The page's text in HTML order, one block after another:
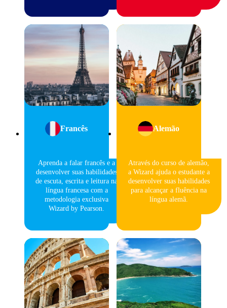
Francês
Aprenda a falar francês e a
desenvolver suas habilidades
de escuta, escrita e leitura na
língua francesa com a
metodologia exclusiva
Wizard by Pearson.
Alemão
Através do curso de alemão,
a Wizard ajuda o estudante a
desenvolver suas habilidades
para alcançar a fluência na
língua alemã.